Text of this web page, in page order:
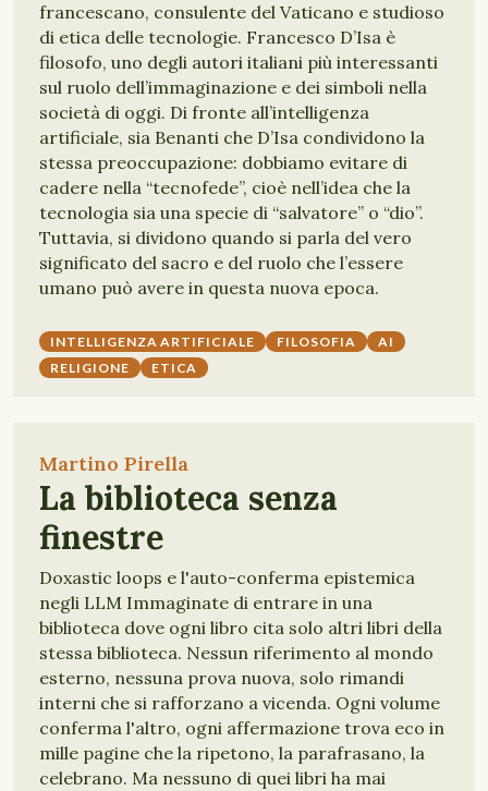
francescano, consulente del Vaticano e studioso
di etica delle tecnologie. Francesco D’Isa è
filosofo, uno degli autori italiani più interessanti
sul ruolo dell’immaginazione e dei simboli nella
società di oggi. Di fronte all’intelligenza
artificiale, sia Benanti che D’Isa condividono la
stessa preoccupazione: dobbiamo evitare di
cadere nella “tecnofede”, cioè nell’idea che la
tecnologia sia una specie di “salvatore” o “dio”.
Tuttavia, si dividono quando si parla del vero
significato del sacro e del ruolo che l’essere
umano può avere in questa nuova epoca.
INTELLIGENZA ARTIFICIALE FILOSOFIA
AI
RELIGIONE
ETICA
Martino Pirella
La biblioteca senza
finestre
Doxastic loops e l'auto-conferma epistemica
negli LLM Immaginate di entrare in una
biblioteca dove ogni libro cita solo altri libri della
stessa biblioteca. Nessun riferimento al mondo
esterno, nessuna prova nuova, solo rimandi
interni che si rafforzano a vicenda. Ogni volume
conferma l'altro, ogni affermazione trova eco in
mille pagine che la ripetono, la parafrasano, la
celebrano. Ma nessuno di quei libri ha mai